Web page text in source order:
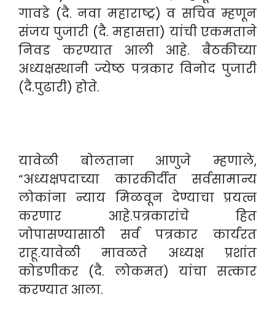
गावडे (दै. नवा महाराष्ट्र) व सचिव म्हणून
संजय पुजारी (दै. महासत्ता) यांची एकमताने
निवड करण्यात आली आहे. बैठकीच्या
अध्यक्षस्थानी ज्येष्ठ पत्रकार विनोद पुजारी
(दै.पुढारी) होते.
यावेळी बोलताना आणुजे म्हणाले,
“अध्यक्षपदाच्या कारकीर्दीत सर्वसामान्य
लोकांना न्याय मिळवून देण्याचा प्रयत्न
करणार आहे.पत्रकारांचे हित
जोपासण्यासाठी सर्व पत्रकार कार्यरत
राहू.यावेळी मावळते अध्यक्ष प्रशांत
कोडणीकर (दै. लोकमत) यांचा सत्कार
करण्यात आला.